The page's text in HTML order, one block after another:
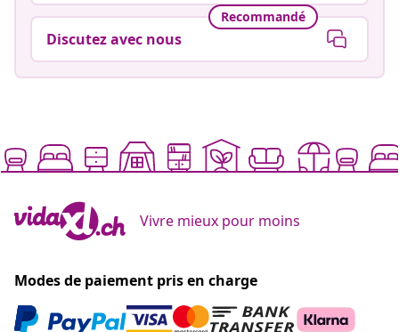
Recommandé
Discutez avec nous
Vivre mieux pour moins
Modes de paiement pris en charge